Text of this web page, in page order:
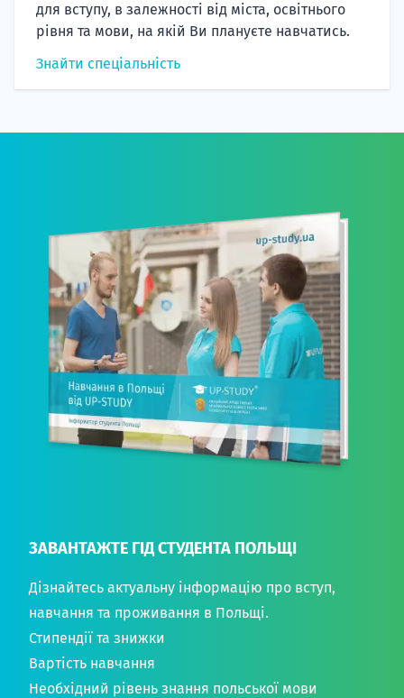
для вступу, в залежності від міста, освітнього
рівня та мови, на якій Ви плануєте навчатись.
Знайти спеціальність
ЗАВАНТАЖТЕ ГІД СТУДЕНТА ПОЛЬЩІ
Дізнайтесь актуальну інформацію про вступ,
навчання та проживання в Польщі.
Стипендії та знижки
Вартість навчання
Необхідний рівень знання польської мови